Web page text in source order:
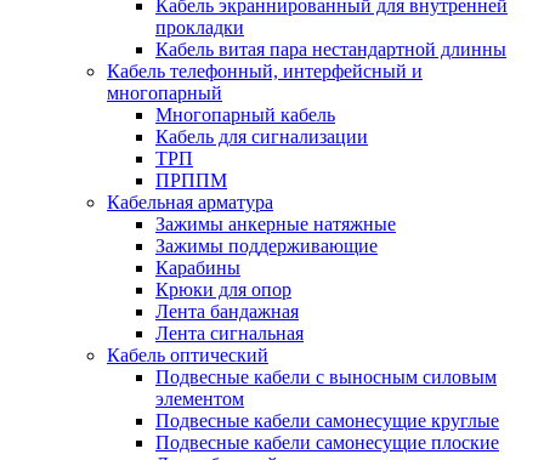
Кабель экраннированный для внутренней
прокладки
Кабель витая пара нестандартной длинны
Кабель телефонный, интерфейсный и
многопарный
Многопарный кабель
Кабель для сигнализации
ТРП
ПРППМ
Кабельная арматура
Зажимы анкерные натяжные
Зажимы поддерживающие
Карабины
Крюки для опор
Лента бандажная
Лента сигнальная
Кабель оптический
Подвесные кабели с выносным силовым
элементом
Подвесные кабели самонесущие круглые
Подвесные кабели самонесущие плоские